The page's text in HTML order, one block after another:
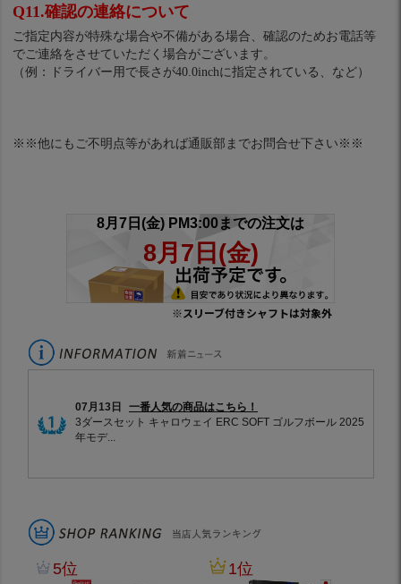
Q11.確認の連絡について
ご指定内容が特殊な場合や不備がある場合、確認のためお電話等
でご連絡をさせていただく場合がございます。
（例：ドライバー用で長さが40.0inchに指定されている、など）
※※他にもご不明点等があれば通販部までお問合せ下さい※※
※スリーブ付きシャフトは対象外